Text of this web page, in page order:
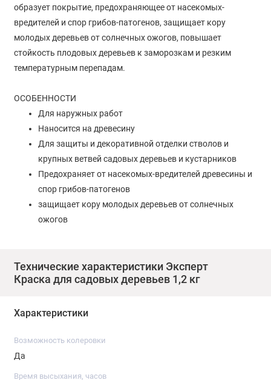
образует покрытие, предохраняющее от насекомых-
вредителей и спор грибов-патогенов, защищает кору
молодых деревьев от солнечных ожогов, повышает
стойкость плодовых деревьев к заморозкам и резким
температурным перепадам.
ОСОБЕННОСТИ
Для наружных работ
Наносится на древесину
Для защиты и декоративной отделки стволов и
крупных ветвей ­садовых деревьев и кустарников
Предохраняет от насекомых-вредителей древесины и
спор грибов-патогенов
защищает кору молодых деревьев от солнечных
ожогов
Не препятствует естественному воздухообмену
древесины
РАСХОД
1 кг на 6-10 кв. м в зависимости от свойств поверхности.
ПОДГОТОВКА ПОВЕРХНОСТИ
Технические характеристики Эксперт
Краска для садовых деревьев 1,2 кг
Характеристики
Возможность колеровки
Да
Время высыхания, часов